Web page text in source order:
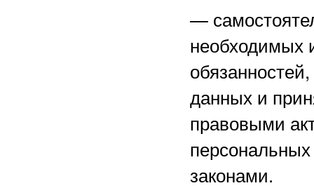
—
необходимых
данных и
правовыми
законами.